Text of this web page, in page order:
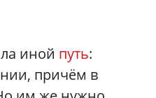
иной путь:
причём в